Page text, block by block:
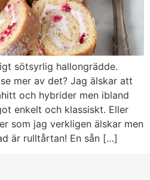
sötsyrlig hallongrädde.
mer av det? Jag älskar att
och hybrider men ibland
enkelt och klassiskt. Eller
som jag verkligen älskar men
är rulltårtan! En sån […]